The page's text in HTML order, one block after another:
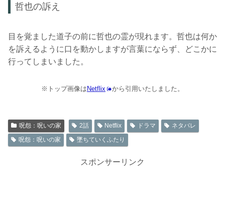
哲也の訴え
目を覚ました道子の前に哲也の霊が現れます。哲也は何か
を訴えるように口を動かしますが言葉にならず、どこかに
行ってしまいました。
※トップ画像は Netflix から引用いたしました。
呪怨：呪いの家 2話 Netflix ドラマ
ネタバレ
呪怨：呪いの家
墜ちていくふたり
スポンサーリンク